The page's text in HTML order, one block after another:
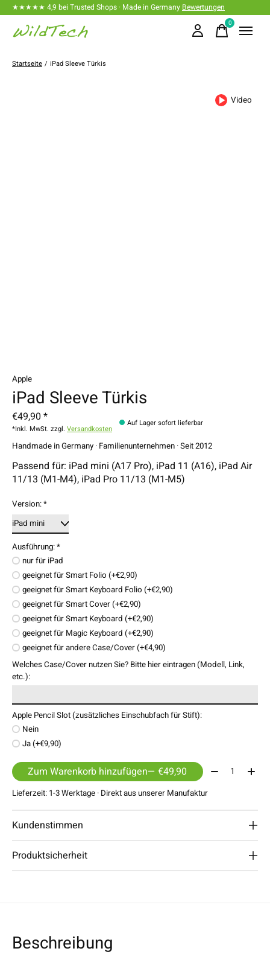
★★★★★ 4,9 bei Trusted Shops · Made in Germany Bewertungen
0items
Startseite / iPad Sleeve Türkis
Video
Apple
iPad Sleeve Türkis
€49,90 *
*Inkl. MwSt. zzgl. Versandkosten
Auf Lager sofort lieferbar
Handmade in Germany · Familienunternehmen · Seit 2012
Passend für: iPad mini (A17 Pro), iPad 11 (A16), iPad Air
11/13 (M1-M4), iPad Pro 11/13 (M1-M5)
Version:*
Ausführung:*
nur für iPad
geeignet für Smart Folio (+€2,90)
geeignet für Smart Keyboard Folio (+€2,90)
geeignet für Smart Cover (+€2,90)
geeignet für Smart Keyboard (+€2,90)
geeignet für Magic Keyboard (+€2,90)
geeignet für andere Case/Cover (+€4,90)
Welches Case/Cover nutzen Sie? Bitte hier eintragen (Modell, Link,
etc.):
Apple Pencil Slot (zusätzliches Einschubfach für Stift):
Nein
Ja (+€9,90)
Zum Warenkorb hinzufügen — €49,90 Menge:
Lieferzeit: 1-3 Werktage · Direkt aus unserer Manufaktur
Kundenstimmen
Produktsicherheit
Beschreibung